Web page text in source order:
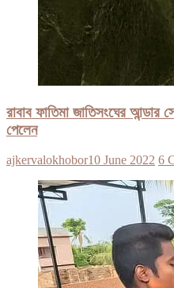
রাবাব ফাতিমা জাতিসংঘের আন্ডার
পেলেন
ajkervalokhobor10 June 2022 6